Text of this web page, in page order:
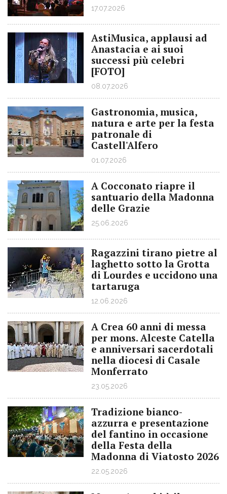
17.07.2026
AstiMusica, applausi ad
Anastacia e ai suoi
successi più celebri
[FOTO]
08.07.2026
Gastronomia, musica,
natura e arte per la festa
patronale di
Castell'Alfero
01.07.2026
A Cocconato riapre il
santuario della Madonna
delle Grazie
25.06.2026
Ragazzini tirano pietre al
laghetto sotto la Grotta
di Lourdes e uccidono una
tartaruga
12.06.2026
A Crea 60 anni di messa
per mons. Alceste Catella
e anniversari sacerdotali
nella diocesi di Casale
Monferrato
23.05.2026
Tradizione bianco-
azzurra e presentazione
del fantino in occasione
della Festa della
Madonna di Viatosto 2026
22.05.2026